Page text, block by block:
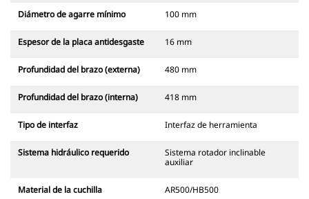
Diámetro de agarre mínimo 100 mm
Espesor de la placa antidesgaste 16 mm
Profundidad del brazo (externa) 480 mm
Profundidad del brazo (interna) 418 mm
Tipo de interfaz Interfaz de herramienta
Sistema hidráulico requerido
Sistema rotador inclinable
auxiliar
Material de la cuchilla AR500/HB500